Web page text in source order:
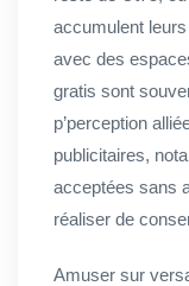
accumulent
avec des
gratis sont
p’perception
publicitaires,
acceptées sans
réaliser de
Amuser sur